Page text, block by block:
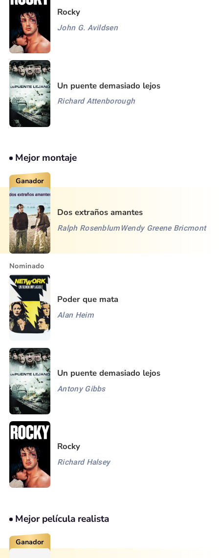
Rocky
John G. Avildsen
Un puente demasiado lejos
Richard Attenborough
Mejor montaje
Ganador
Dos extraños amantes
Ralph Rosenblum Wendy Greene Bricmont
Nominado
Poder que mata
Alan Heim
Un puente demasiado lejos
Antony Gibbs
Rocky
Richard Halsey
Mejor película realista
Ganador